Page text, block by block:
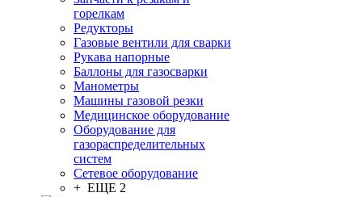
горелкам
Редукторы
Газовые вентили для сварки
Рукава напорные
Баллоны для газосварки
Манометры
Машины газовой резки
Медицинское оборудование
Оборудование для
газораспределительных
систем
Сетевое оборудование
+ ЕЩЕ 2